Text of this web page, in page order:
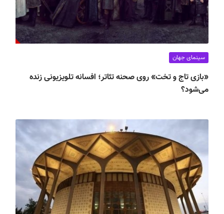
سینمای جهان
«بازی تاج و تخت» روی صحنه تئاتر؛ افسانه تلویزیونی زنده
می‌شود؟